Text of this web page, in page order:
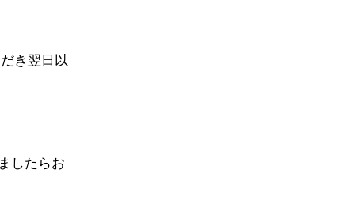
き翌日以
したらお